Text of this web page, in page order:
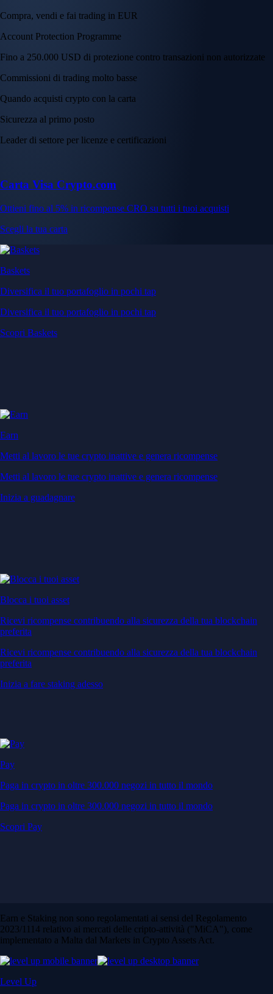
Compra, vendi e fai trading in EUR
Account Protection Programme
Fino a 250.000 USD di protezione contro transazioni non autorizzate
Commissioni di trading molto basse
Quando acquisti crypto con la carta
Sicurezza al primo posto
Leader di settore per licenze e certificazioni
Carta Visa Crypto.com
Ottieni fino al 5% in ricompense CRO su tutti i tuoi acquisti
Scegli la tua carta
Baskets
Diversifica il tuo portafoglio in pochi tap
Diversifica il tuo portafoglio in pochi tap
Scopri Baskets
Earn
Metti al lavoro le tue crypto inattive e genera ricompense
Metti al lavoro le tue crypto inattive e genera ricompense
Inizia a guadagnare
Blocca i tuoi asset
Ricevi ricompense contribuendo alla sicurezza della tua blockchain
preferita
Ricevi ricompense contribuendo alla sicurezza della tua blockchain
preferita
Inizia a fare staking adesso
Pay
Paga in crypto in oltre 300.000 negozi in tutto il mondo
Paga in crypto in oltre 300.000 negozi in tutto il mondo
Scopri Pay
Earn e Staking non sono regolamentati ai sensi del Regolamento
2023/1114 relativo ai mercati delle cripto-attività ("MiCA"), come
implementato a Malta dal Markets in Crypto Assets Act.
Level Up